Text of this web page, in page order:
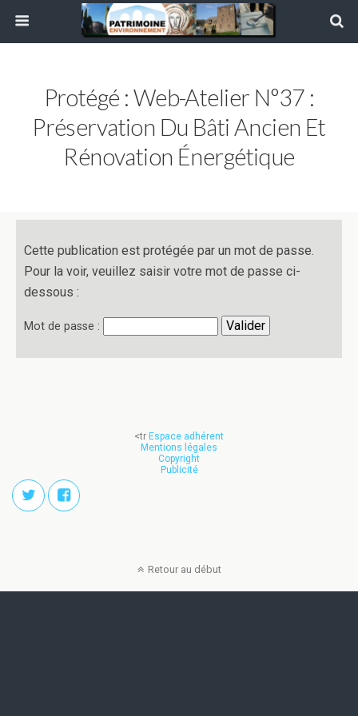
Protégé : Web-Atelier N°37 :
Préservation Du Bâti Ancien Et
Rénovation Énergétique
Cette publication est protégée par un mot de passe.
Pour la voir, veuillez saisir votre mot de passe ci-
dessous :
Mot de passe :
<tr Espace adhérent
Mentions légales
Copyright
Publicité
Retour au début